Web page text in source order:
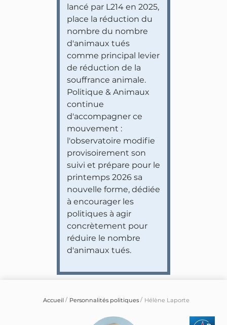
lancé par L214 en 2025,
place la réduction du
nombre du nombre
d'animaux tués
comme principal levier
de réduction de la
souffrance animale.
Politique & Animaux
continue
d'accompagner ce
mouvement :
l'observatoire modifie
provisoirement son
suivi et prépare pour le
printemps 2026 sa
nouvelle forme, dédiée
à encourager les
politiques à agir
concrètement pour
réduire le nombre
d'animaux tués.
Accueil Personnalités politiques Hélène Laporte